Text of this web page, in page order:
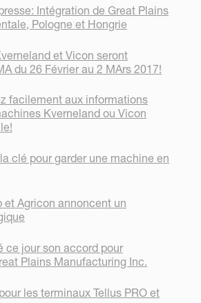
Intégration de Great Plains
Pologne et Hongrie
et Vicon seront
du 26 Février au 2 MArs 2017!
facilement aux informations
Kverneland ou Vicon
clé pour garder une machine en
et Agricon annoncent un
ce jour son accord pour
Plains Manufacturing Inc.
les terminaux Tellus PRO et